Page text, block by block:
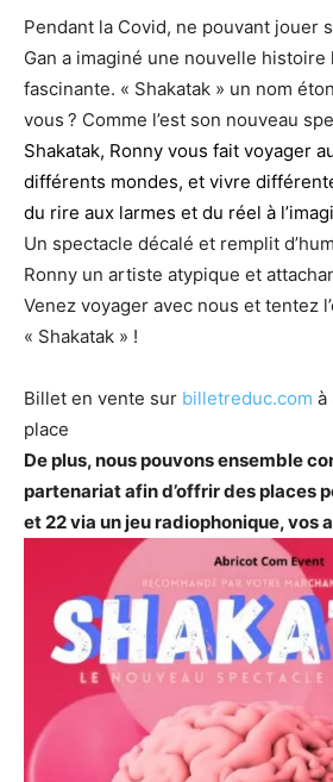
Pendant la Covid, ne pouvant jouer
Gan a imaginé une nouvelle histoire
fascinante. « Shakatak » un nom
vous ? Comme l’est son nouveau
Shakatak, Ronny vous fait voyager
différents mondes, et vivre
du rire aux larmes et du réel à
Un spectacle décalé et remplit
Ronny un artiste atypique et
Venez voyager avec nous et tentez
« Shakatak » !
Billet en vente sur billetreduc.com à
place
De plus, nous pouvons ensemble
partenariat afin d’offrir des places
et 22 via un jeu radiophonique, vos